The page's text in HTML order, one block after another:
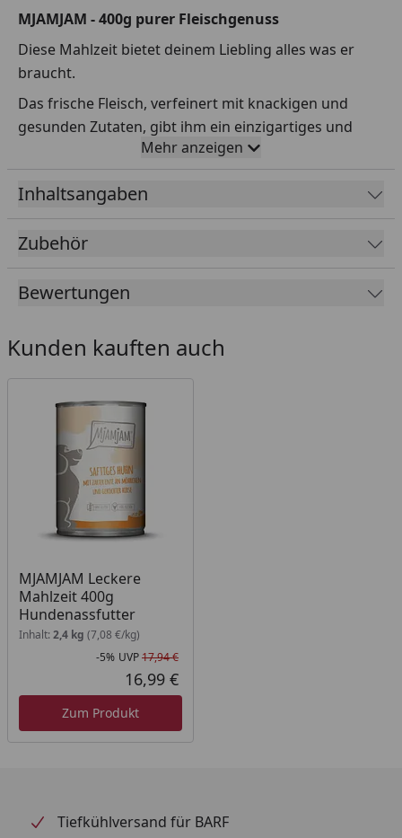
MJAMJAM - 400g purer Fleischgenuss
Diese Mahlzeit bietet deinem Liebling alles was er
braucht.
Das frische Fleisch, verfeinert mit knackigen und
gesunden Zutaten, gibt ihm ein einzigartiges und
exklusives Genusserlebnis, das ihn zugleich mit allen
wichtigen Vitaminen und Mineralien versorgt.
„Artgerecht, natur- und beutenah“ - dies steht für
wird vollends verzichtet.
Fütterungsempfehlung
abgebildeten Tabelle aufgeführt. Frisches
Trinkwasser sollte immer zur freien Verfügung
stehen. Bitte zimmerwarm füttern. Nach dem Öffnen
maximal 24 Stunden im Kühlschrank aufbewahren
Mehr anzeigen
Inhaltsangaben
Zubehör
Bewertungen
Kunden kauften auch
MJAMJAM Leckere
Mahlzeit 400g
Hundenassfutter
Inhalt: 2,4 kg (7,08 €/kg)
Rabatt in Prozent
-5%
Ursprünglicher Preis
UVP17,94 €
Aktueller Preis
16,99 €
Zum Produkt
Tiefkühlversand für BARF